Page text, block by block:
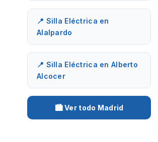
📍 Silla Eléctrica en
Alalpardo
📍 Silla Eléctrica en Alberto
Alcocer
🏙️ Ver todo Madrid